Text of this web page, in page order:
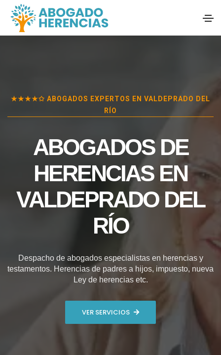
★★★★✩ ABOGADOS EXPERTOS EN VALDEPRADO DEL
RÍO
ABOGADOS DE
HERENCIAS EN
VALDEPRADO DEL
RÍO
Despacho de abogados especialistas en herencias y
testamentos. Herencias de padres a hijos, impuesto, nueva
Ley de herencias etc.
VER SERVICIOS